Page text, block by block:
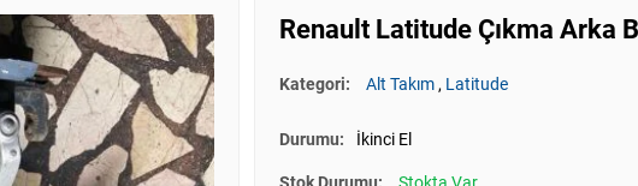
Renault Latitude Çıkma Arka
Kategori: Alt Takım, Latitude
Durumu: İkinci El